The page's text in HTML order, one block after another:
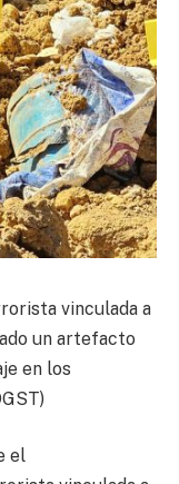
vinculada a
un artefacto
en los
el